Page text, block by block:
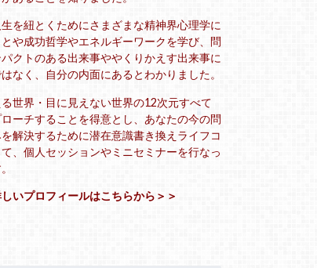
を紐とくためにさまざまな精神界心理学に
や成功哲学やエネルギーワークを学び、問
クトのある出来事ややくりかえす出来事に
なく、自分の内面にあるとわかりました。
世界・目に見えない世界の12次元すべて
ーチすることを得意とし、あなたの今の問
解決するために潜在意識書き換えライフコ
、個人セッションやミニセミナーを行なっ
いプロフィールはこちらから＞＞